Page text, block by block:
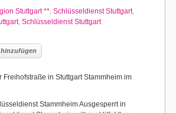
Stuttgart **, Schlüsseldienst Stuttgart,
, Schlüsseldienst Stuttgart
Freihofstraße in Stuttgart Stammheim im
Stammheim Ausgesperrt in